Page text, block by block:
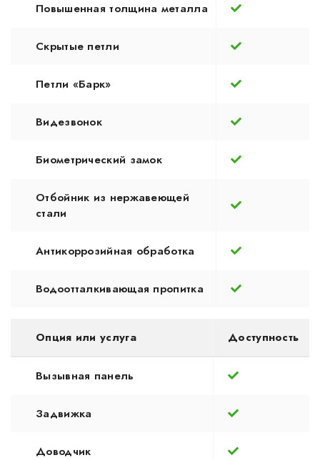
Повышенная толщина металла
Скрытые петли
Петли «Барк»
Видезвонок
Биометрический замок
Отбойник из нержавеющей
стали
Антикоррозийная обработка
Водоотталкивающая пропитка
Опция или услуга Доступность
Вызывная панель
Задвижка
Доводчик